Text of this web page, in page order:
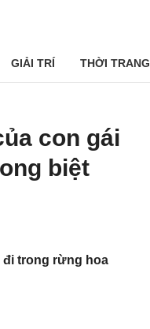
GIẢI TRÍ THỜI TRANG
con gái
biệt
đi trong rừng hoa